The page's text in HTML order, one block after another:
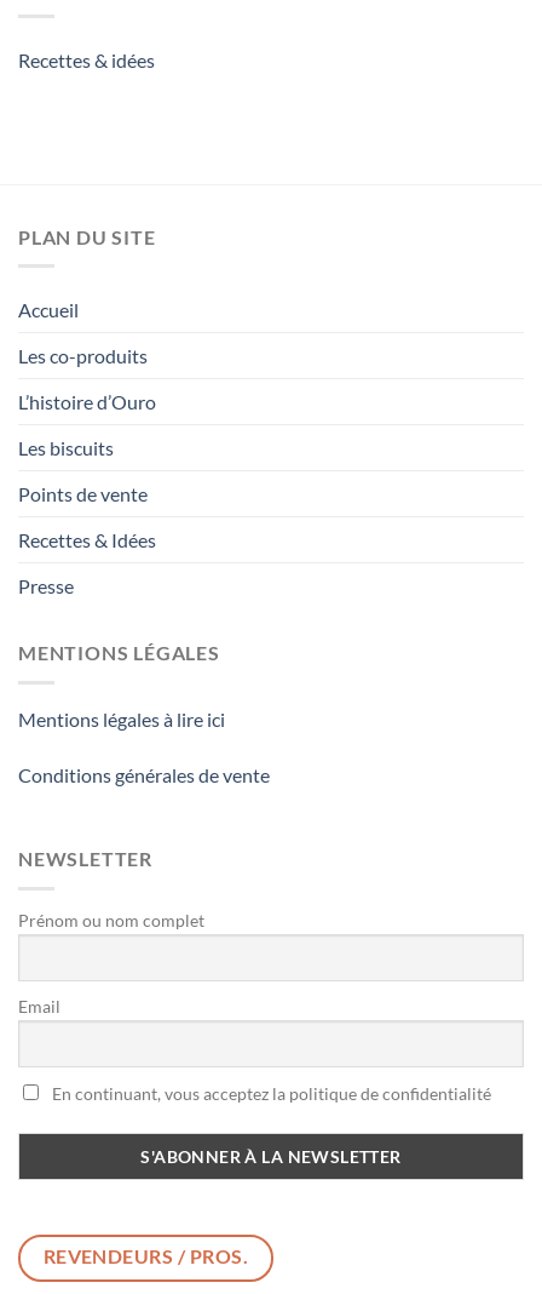
Recettes & idées
PLAN DU SITE
Accueil
Les co-produits
L’histoire d’Ouro
Les biscuits
Points de vente
Recettes & Idées
Presse
MENTIONS LÉGALES
Mentions légales à lire ici
Conditions générales de vente
NEWSLETTER
Prénom ou nom complet
Email
En continuant, vous acceptez la politique de confidentialité
REVENDEURS / PROS.